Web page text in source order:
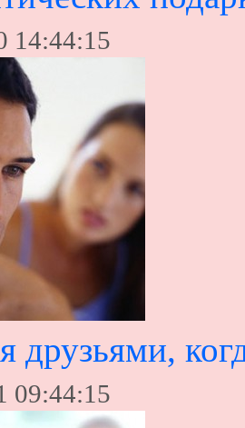
14:44:15
друзьями,
09:44:15